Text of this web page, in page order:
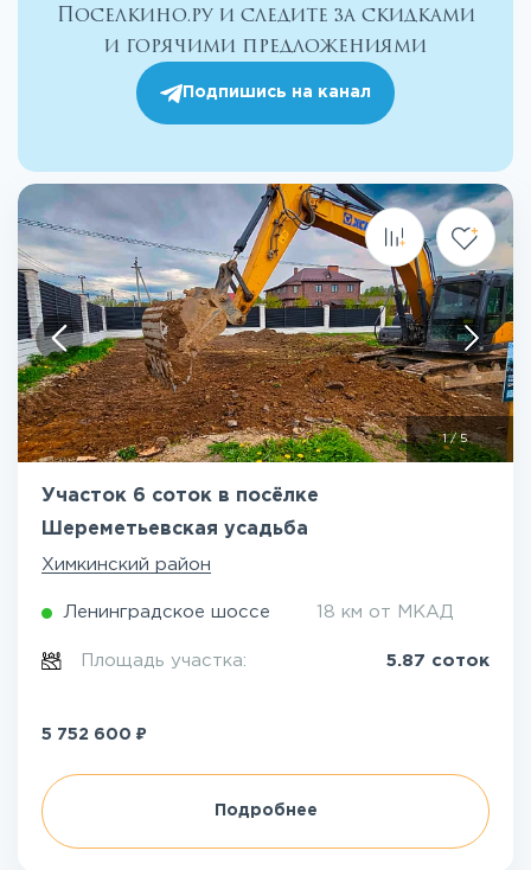
Поселкино.ру и следите за скидками
и горячими предложениями
Подпишись на канал
1/5
Участок 6 соток в посёлке
Шереметьевская усадьба
Химкинский район
Ленинградское шоссе 18 км от МКАД
Площадь участка: 5.87 соток
5 752 600 ₽
Подробнее